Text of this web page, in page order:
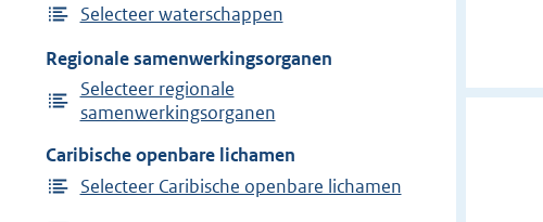
Selecteer waterschappen
Regionale samenwerkingsorganen
Selecteer regionale
samenwerkingsorganen
Caribische openbare lichamen
Selecteer Caribische openbare lichamen